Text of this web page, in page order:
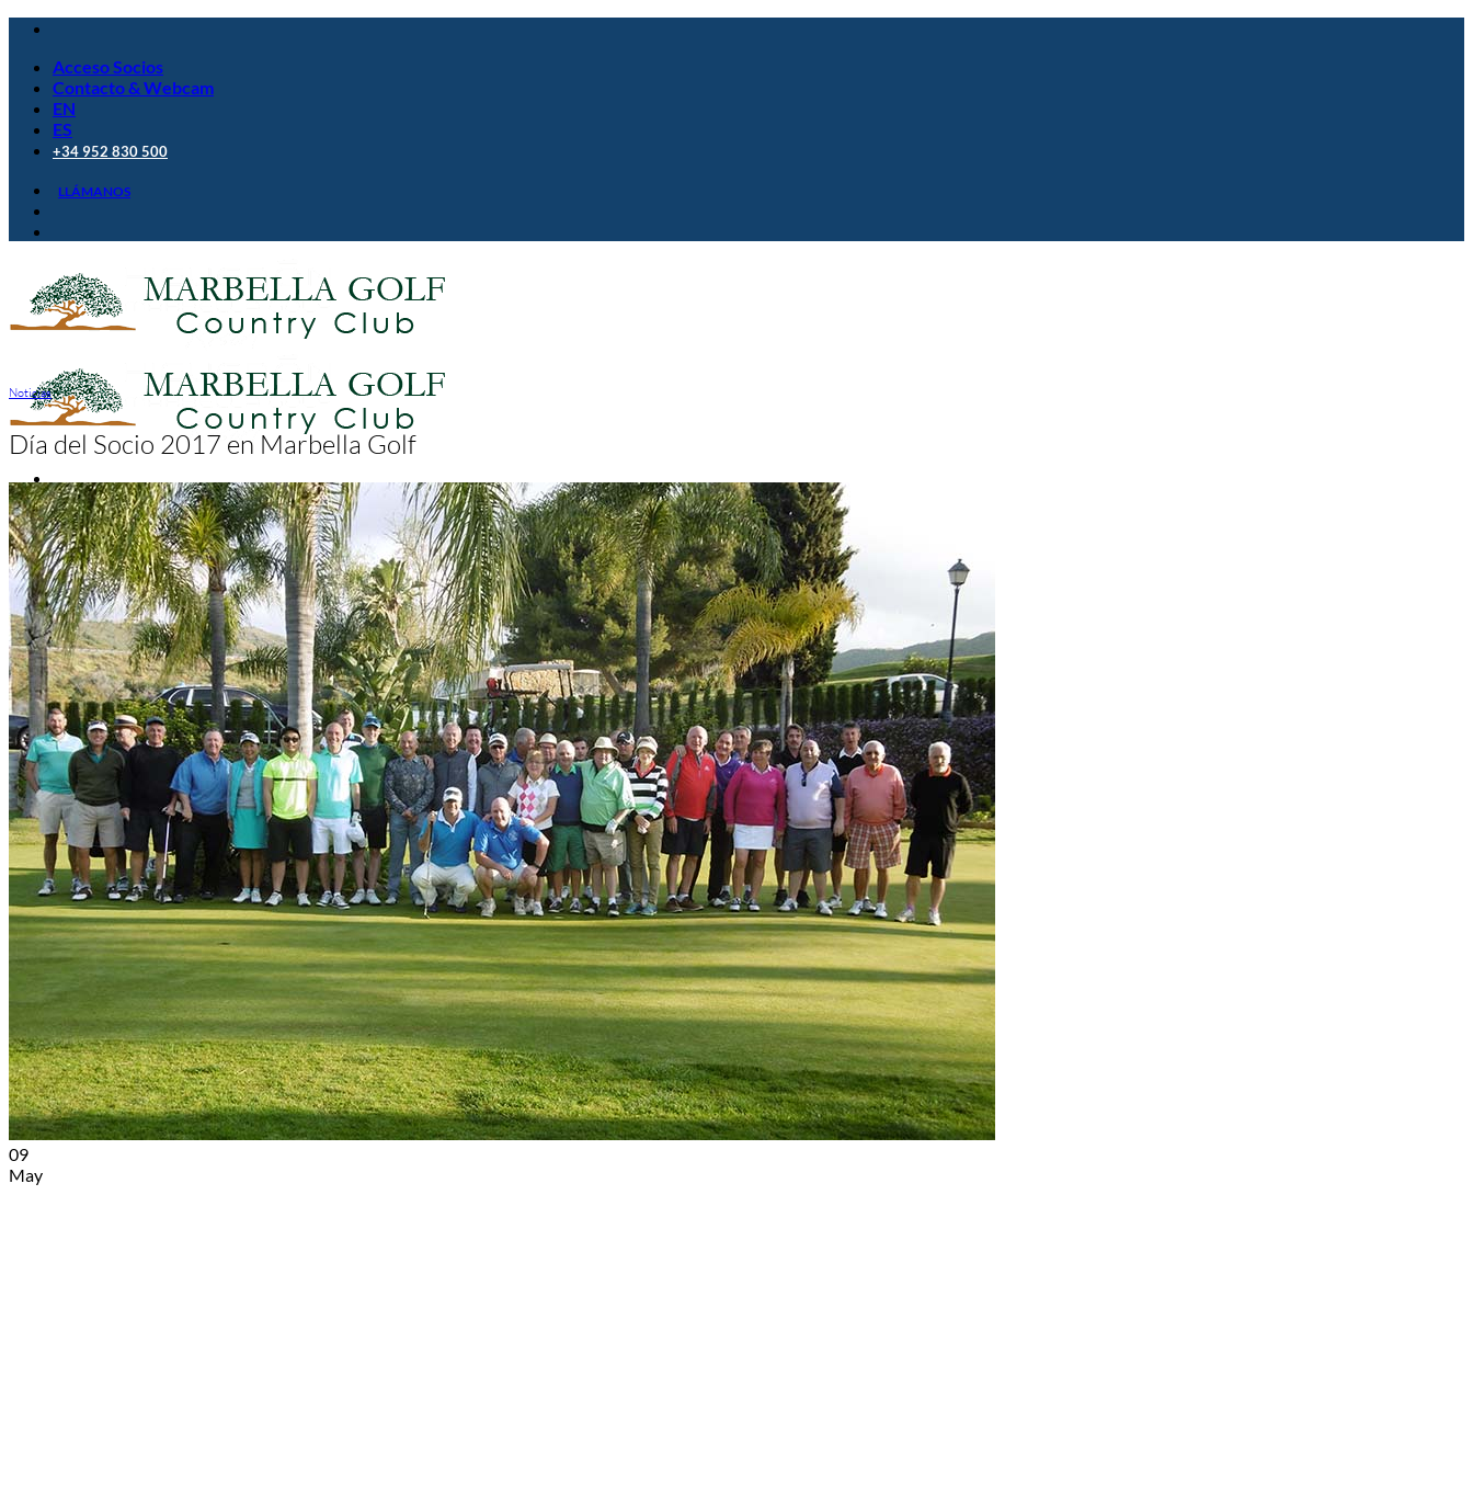
Saltar
contenidoAcceso Socios
Contacto & Webcam
EN
ES
+34 952 830 500
LLÁMANOS
Golf Club
El Campo
Instalaciones
Clases de Golf
Quienes Somos
Tarifas
Membresías
Restaurante
Eventos
Organiza tu evento
Calendario de eventos
Noticias
Últimas noticias
Newsletters
RESERVA ONLINE
Reservar
Noticias
Día del Socio 2017 en Marbella Golf
09
May